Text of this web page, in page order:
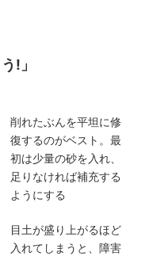
!」
削れたぶんを平坦に修
復するのがベスト。最
初は少量の砂を入れ、
足りなければ補充する
ようにする
目土が盛り上がるほど
入れてしまうと、障害